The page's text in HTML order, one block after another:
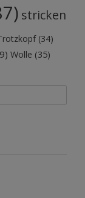
stricken
(34)
Wolle (35)